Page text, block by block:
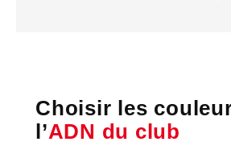
Choisir les
l’ADN du club